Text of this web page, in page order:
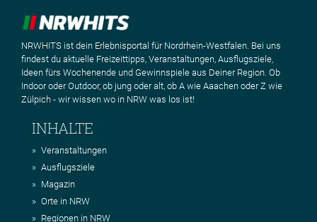
NRWHITS ist dein Erlebnisportal für Nordrhein-Westfalen. Bei uns
findest du aktuelle Freizeittipps, Veranstaltungen, Ausflugsziele,
Ideen fürs Wochenende und Gewinnspiele aus Deiner Region. Ob
Indoor oder Outdoor, ob jung oder alt, ob A wie Aaachen oder Z wie
Zülpich - wir wissen wo in NRW was los ist!
INHALTE
Veranstaltungen
Ausflugsziele
Magazin
Orte in NRW
Regionen in NRW